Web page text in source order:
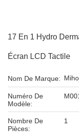
17 En 1 Hydro
Écran LCD Tactile
Nom De Marque:
Numéro De
Modèle:
Nombre De
Pièces:
1